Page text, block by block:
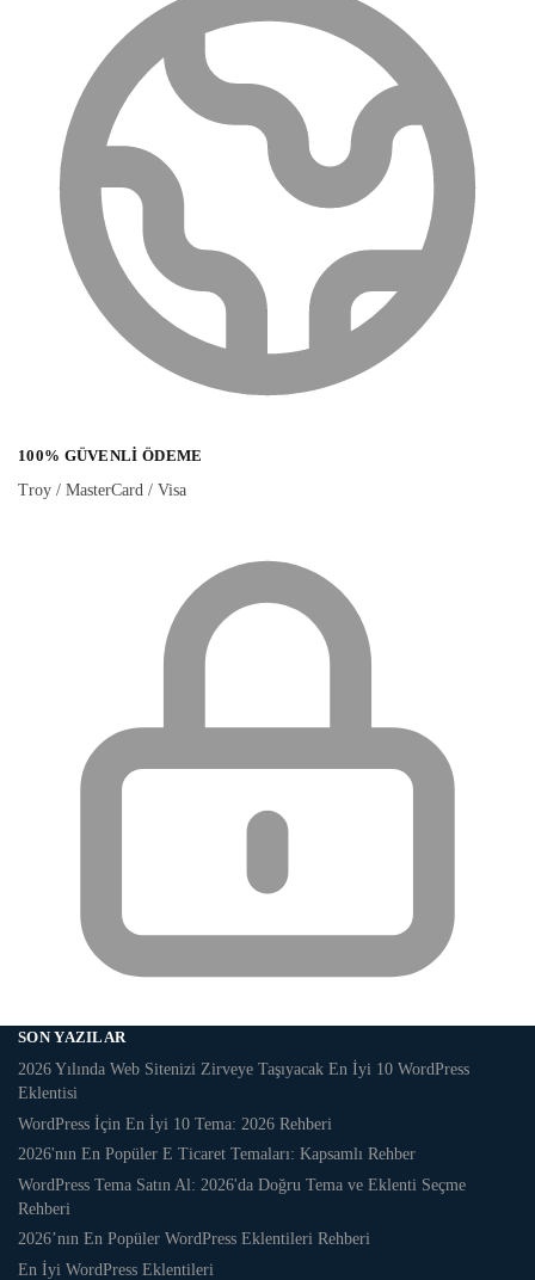
100% GÜVENLI ÖDEME
Troy / MasterCard / Visa
SON YAZILAR
2026 Yılında Web Sitenizi Zirveye Taşıyacak En İyi 10 WordPress
Eklentisi
WordPress İçin En İyi 10 Tema: 2026 Rehberi
2026'nın En Popüler E Ticaret Temaları: Kapsamlı Rehber
WordPress Tema Satın Al: 2026'da Doğru Tema ve Eklenti Seçme
Rehberi
2026’nın En Popüler WordPress Eklentileri Rehberi
En İyi WordPress Eklentileri